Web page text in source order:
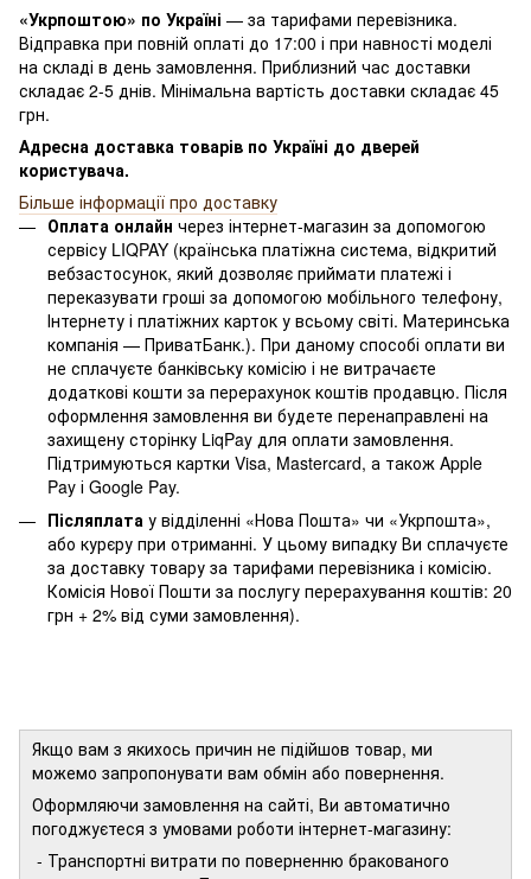
«Укрпоштою» по Україні — за тарифами перевізника.
Відправка при повній оплаті до 17:00 і при навності моделі
на складі в день замовлення. Приблизний час доставки
складає 2-5 днів. Мінімальна вартість доставки складає 45
грн.
Адресна доставка товарів по Україні до дверей
користувача.
Більше інформації про доставку
Оплата онлайн через інтернет-магазин за допомогою
сервісу LIQPAY (країнська платіжна система, відкритий
вебзастосунок, який дозволяє приймати платежі і
переказувати гроші за допомогою мобільного телефону,
Інтернету і платіжних карток у всьому світі. Материнська
компанія — ПриватБанк.). При даному способі оплати ви
не сплачуєте банківську комісію і не витрачаєте
додаткові кошти за перерахунок коштів продавцю. Після
оформлення замовлення ви будете перенаправлені на
захищену сторінку LiqPay для оплати замовлення.
Підтримуються картки Visa, Mastercard, а також Apple
Pay і Google Pay.
Післяплата у відділенні «Нова Пошта» чи «Укрпошта»,
або курєру при отриманні. У цьому випадку Ви сплачуєте
за доставку товару за тарифами перевізника і комісію.
Комісія Нової Пошти за послугу перерахування коштів: 20
грн + 2% від суми замовлення).
Якщо вам з якихось причин не підійшов товар, ми
можемо запропонувати вам обмін або повернення.
Оформляючи замовлення на сайті, Ви автоматично
погоджуєтеся з умовами роботи інтернет-магазину:
- Транспортні витрати по поверненню бракованого